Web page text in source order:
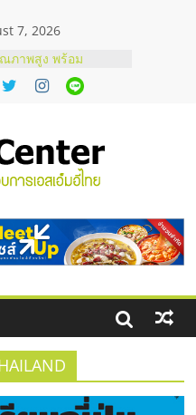
7, 2026
ณภาพสูง พร้อม
ละเสียง
ในไทยที่ไหนดี?
สภาพคล่องให้ธุรกิจ
ย
กาสบริหารสถานี
นไชส์ยอนนี่
Up จับคู่แฟรน